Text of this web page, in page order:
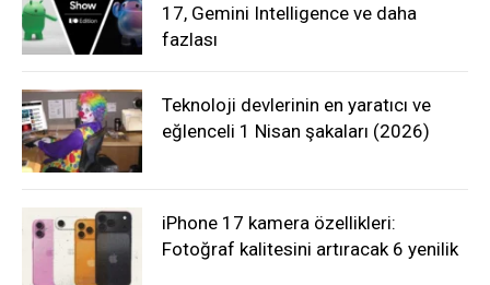
17, Gemini Intelligence ve daha
fazlası
Teknoloji devlerinin en yaratıcı ve
eğlenceli 1 Nisan şakaları (2026)
iPhone 17 kamera özellikleri:
Fotoğraf kalitesini artıracak 6 yenilik